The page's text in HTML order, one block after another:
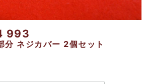
993
分 ネジカバー 2個セット